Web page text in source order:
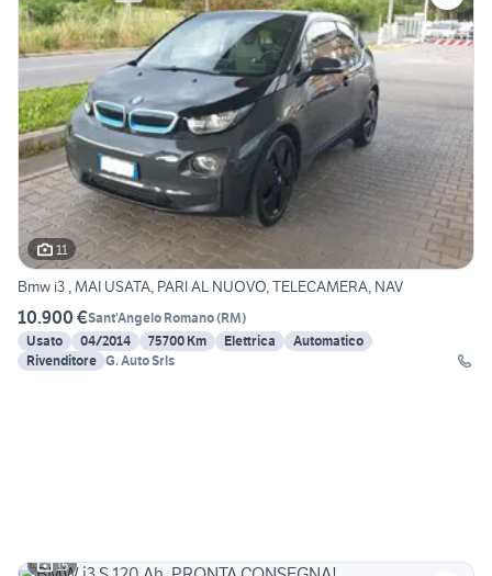
11
Bmw i3 , MAI USATA, PARI AL NUOVO, TELECAMERA, NAV
10.900 €Sant'Angelo Romano(RM)
Usato
04/2014 75700 Km Elettrica
Automatico
Rivenditore G. Auto Srls
15